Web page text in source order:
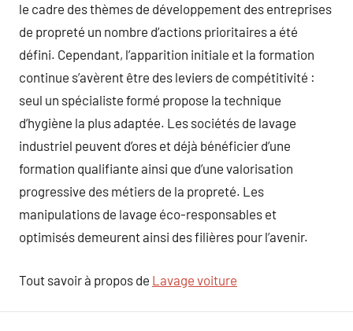
le cadre des thèmes de développement des entreprises
de propreté un nombre d’actions prioritaires a été
défini. Cependant, l’apparition initiale et la formation
continue s’avèrent être des leviers de compétitivité :
seul un spécialiste formé propose la technique
d’hygiène la plus adaptée. Les sociétés de lavage
industriel peuvent d’ores et déjà bénéficier d’une
formation qualifiante ainsi que d’une valorisation
progressive des métiers de la propreté. Les
manipulations de lavage éco-responsables et
optimisés demeurent ainsi des filières pour l’avenir.
Tout savoir à propos de Lavage voiture